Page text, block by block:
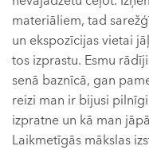
materiāliem, tad
un ekspozīcijas vietai
tos izprastu. Esmu
senā baznīcā, gan
reizi man ir bijusi
izpratne un kā man
Laikmetīgās mākslas